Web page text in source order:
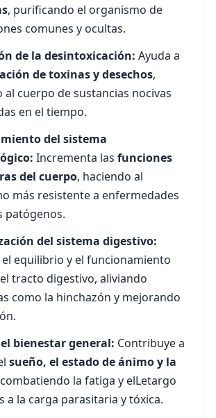
, purificando el organismo de
comunes y ocultas.
de la desintoxicación: Ayuda a
de toxinas y desechos,
al cuerpo de sustancias nocivas
en el tiempo.
del sistema
Incrementa las funciones
del cuerpo, haciendo al
más resistente a enfermedades
patógenos.
del sistema digestivo:
el equilibrio y el funcionamiento
tracto digestivo, aliviando
como la hinchazón y mejorando
bienestar general: Contribuye a
sueño, el estado de ánimo y la
la fatiga y elLetargo
a la carga parasitaria y tóxica.